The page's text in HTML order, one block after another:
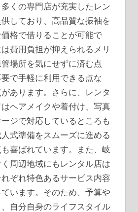
くの専門店が充実したレン
しており、高品質な振袖を
格で借りることが可能で
費用負担が抑えられるメリ
場所を気にせずに済む点
で手軽に利用できる点な
あります。さらに、レンタ
ヘアメイクや着付け、写真
ジで対応しているところも
式準備をスムーズに進める
喜ばれています。また、岐
周辺地域にもレンタル店は
ぞれ特色あるサービス内容
います。そのため、予算や
自分自身のライフスタイル